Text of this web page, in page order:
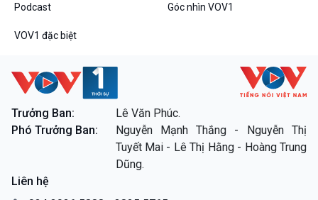
Podcast Góc nhìn VOV1
VOV1 đặc biệt
Trưởng Ban:
Lê Văn Phúc.
Phó Trưởng Ban:
Nguyễn Mạnh Thắng - Nguyễn Thị
Tuyết Mai - Lê Thị Hằng - Hoàng Trung
Dũng.
Liên hệ